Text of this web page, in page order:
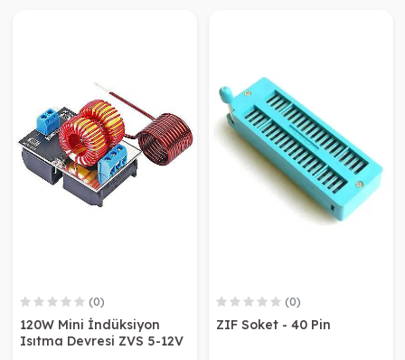
(0)
120W Mini İndüksiyon
Isıtma Devresi ZVS 5-12V
(0)
ZIF Soket - 40 Pin